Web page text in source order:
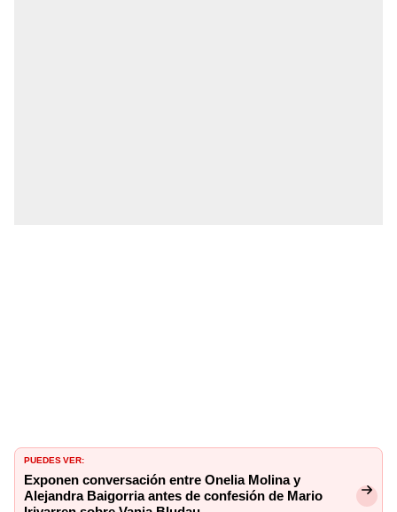
PUEDES VER:
Exponen conversación entre Onelia Molina y
Alejandra Baigorria antes de confesión de Mario